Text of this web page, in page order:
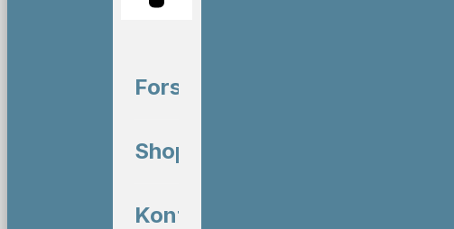
Forside
Shop
Kontakt